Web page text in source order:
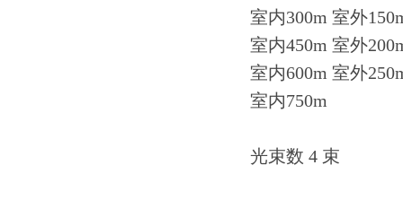
室内300m 室外
室内450m 室外
室内600m 室外
室内750m
光束数 4 束